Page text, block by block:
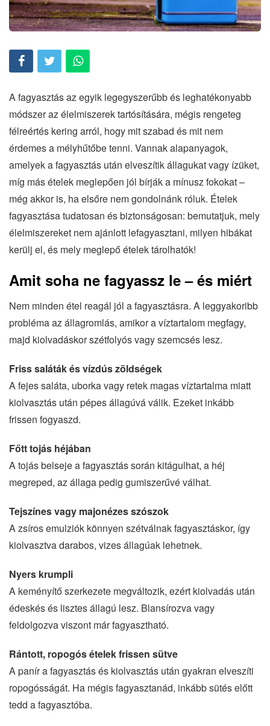
A fagyasztás az egyik legegyszerűbb és leghatékonyabb
módszer az élelmiszerek tartósítására, mégis rengeteg
félreértés kering arról, hogy mit szabad és mit nem
érdemes a mélyhűtőbe tenni. Vannak alapanyagok,
amelyek a fagyasztás után elveszítik állagukat vagy ízüket,
míg más ételek meglepően jól bírják a mínusz fokokat –
még akkor is, ha elsőre nem gondolnánk róluk. Ételek
fagyasztása tudatosan és biztonságosan: bemutatjuk, mely
élelmiszereket nem ajánlott lefagyasztani, milyen hibákat
kerülj el, és mely meglepő ételek tárolhatók!
Amit soha ne fagyassz le – és miért
Nem minden étel reagál jól a fagyasztásra. A leggyakoribb
probléma az állagromlás, amikor a víztartalom megfagy,
majd kiolvadáskor szétfolyós vagy szemcsés lesz.
Friss saláták és vízdús zöldségek
A fejes saláta, uborka vagy retek magas víztartalma miatt
kiolvasztás után pépes állagúvá válik. Ezeket inkább
frissen fogyaszd.
Főtt tojás héjában
A tojás belseje a fagyasztás során kitágulhat, a héj
megreped, az állaga pedig gumiszerűvé válhat.
Tejszínes vagy majonézes szószok
A zsíros emulziók könnyen szétválnak fagyasztáskor, így
kiolvasztva darabos, vizes állagúak lehetnek.
Nyers krumpli
A keményítő szerkezete megváltozik, ezért kiolvadás után
édeskés és lisztes állagú lesz. Blansírozva vagy
feldolgozva viszont már fagyasztható.
Rántott, ropogós ételek frissen sütve
A panír a fagyasztás és kiolvasztás után gyakran elveszíti
ropogósságát. Ha mégis fagyasztanád, inkább sütés előtt
tedd a fagyasztóba.